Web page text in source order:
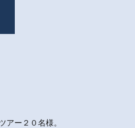
アー２０名様。